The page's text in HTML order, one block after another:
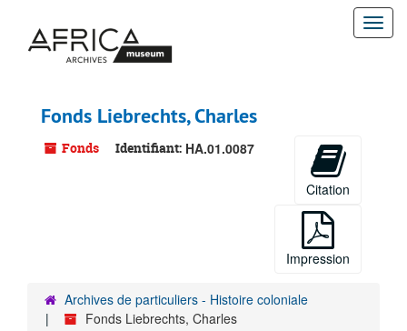
contenu
Fonds Liebrechts, Charles
Fonds Identifiant: HA.01.0087
Citation
Impression
Archives de particuliers - Histoire coloniale
Fonds Liebrechts, Charles